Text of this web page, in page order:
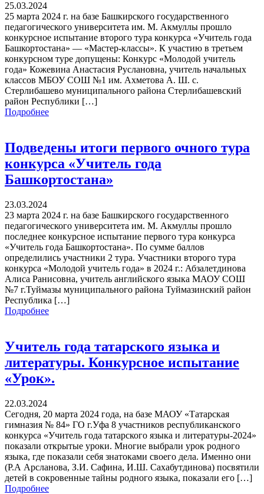
25.03.2024
25 марта 2024 г. на базе Башкирского государственного
педагогического университета им. М. Акмуллы прошло
конкурсное испытание второго тура конкурса «Учитель года
Башкортостана» — «Мастер-классы». К участию в третьем
конкурсном туре допущены: Конкурс «Молодой учитель
года» Кожевина Анастасия Руслановна, учитель начальных
классов МБОУ СОШ №1 им. Ахметова А. Ш. с.
Стерлибашево муниципального района Стерлибашевский
район Республики […]
Подробнее
Подведены итоги первого очного тура
конкурса «Учитель года
Башкортостана»
23.03.2024
23 марта 2024 г. на базе Башкирского государственного
педагогического университета им. М. Акмуллы прошло
последнее конкурсное испытание первого тура конкурса
«Учитель года Башкортостана». По сумме баллов
определились участники 2 тура. Участники второго тура
конкурса «Молодой учитель года» в 2024 г.: Абзалетдинова
Алиса Ранисовна, учитель английского языка МАОУ СОШ
№7 г.Туймазы муниципального района Туймазинский район
Республика […]
Подробнее
Учитель года татарского языка и
литературы. Конкурсное испытание
«Урок».
22.03.2024
Сегодня, 20 марта 2024 года, на базе МАОУ «Татарская
гимназия № 84» ГО г.Уфа 8 участников республиканского
конкурса «Учитель года татарского языка и литературы-2024»
показали открытые уроки. Многие выбрали урок родного
языка, где показали себя знатоками своего дела. Именно они
(Р.А Арсланова, З.И. Сафина, И.Ш. Сахабутдинова) посвятили
детей в сокровенные тайны родного языка, показали его […]
Подробнее